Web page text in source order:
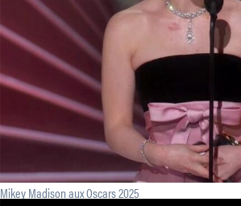
Mikey Madison aux Oscars 2025